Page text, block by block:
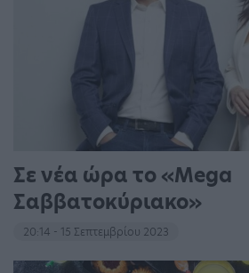
Σε νέα ώρα το «Mega
Σαββατοκύριακο»
20:14 - 15 Σεπτεμβρίου 2023